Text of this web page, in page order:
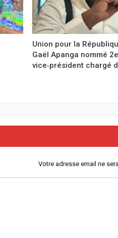
Union pour la
Gaël Apanga nommé 2e
vice‑président chargé
Votre adresse email ne